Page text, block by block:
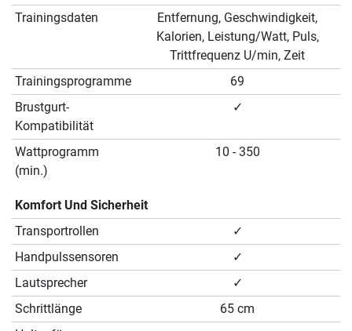
Trainingsdaten
Entfernung, Geschwindigkeit,
Kalorien, Leistung/Watt, Puls,
Trittfrequenz U/min, Zeit
Trainingsprogramme
69
Brustgurt-
Kompatibilität
✓
Wattprogramm
(min.)
10 - 350
Komfort Und Sicherheit
Transportrollen
✓
Handpulssensoren
✓
Lautsprecher
✓
Schrittlänge
65 cm